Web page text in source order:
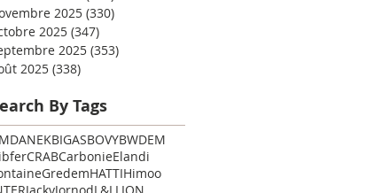
2025 (330)
2025 (347)
2025 (353)
2025 (338)
By Tags
ANEKBIGASBOVYBWDEM
CRABCarbonieElandi
GredemHATTIHimoo